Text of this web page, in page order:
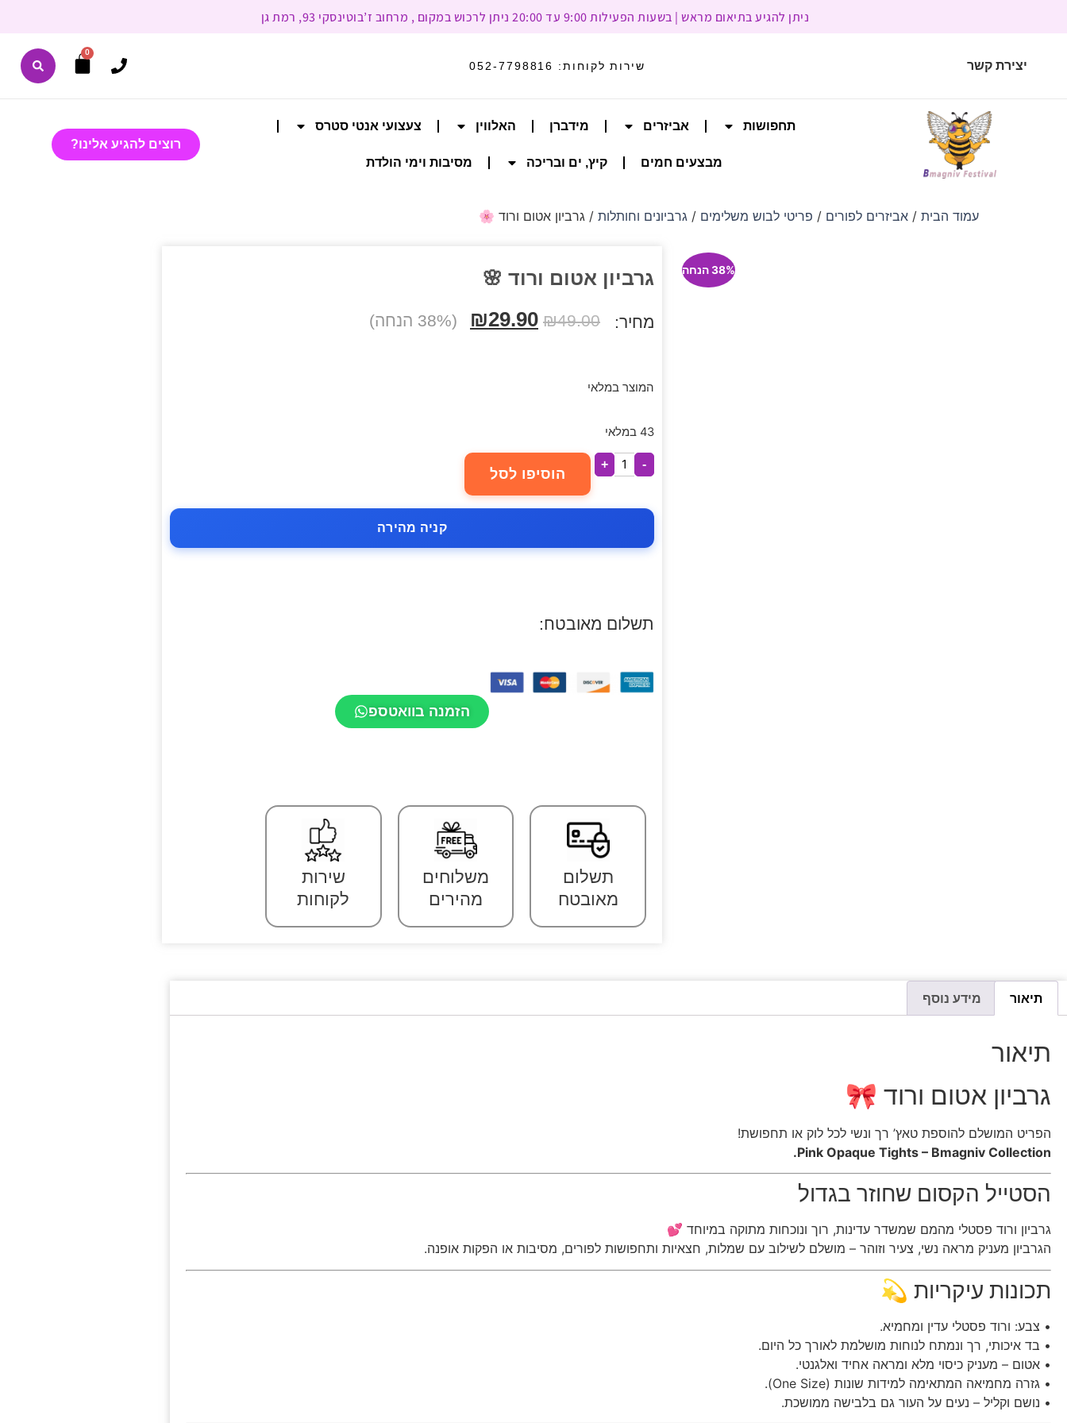
ניתן להגיע בתיאום מראש | בשעות הפעילות 9:00 עד 20:00 ניתן לרכוש במקום , מרחוב ז’בוטינסקי 93, רמת גן
יצירת קשר שירות לקוחות: 052-7798816
0
תחפושות אביזרים מידברן האלווין צעצועי אנטי סטרס
מבצעים חמים קיץ, ים ובריכה מסיבות וימי הולדת
רוצים להגיע אלינו?
עמוד הבית/ אביזרים לפורים / פריטי לבוש משלימים / גרביונים וחותלות/ גרביון אטום ורוד 🌸
38% הנחה גרביון אטום ורוד 🌸
מחיר: ₪49.00
₪29.90 (38% הנחה)
המוצר במלאי
43 במלאי
-
+
הוסיפו לסל
קניה מהירה
תשלום מאובטח:
הזמנה בוואטספ
תשלום
מאובטח
משלוחים
מהירים
שירות
לקוחות
תיאור מידע נוסף
תיאור
גרביון אטום ורוד 🎀
הפריט המושלם להוספת טאץ’ רך ונשי לכל לוק או תחפושת!
Pink Opaque Tights – Bmagniv Collection.
הסטייל הקסום שחוזר בגדול
גרביון ורוד פסטלי מהמם שמשדר עדינות, רוך ונוכחות מתוקה במיוחד 💕
הגרביון מעניק מראה נשי, צעיר וזוהר – מושלם לשילוב עם שמלות, חצאיות ותחפושות לפורים, מסיבות או הפקות אופנה.
תכונות עיקריות 💫
• צבע: ורוד פסטלי עדין ומחמיא.
• בד איכותי, רך ונמתח לנוחות מושלמת לאורך כל היום.
• אטום – מעניק כיסוי מלא ומראה אחיד ואלגנטי.
• גזרה מחמיאה המתאימה למידות שונות (One Size).
• נושם וקליל – נעים על העור גם בלבישה ממושכת.